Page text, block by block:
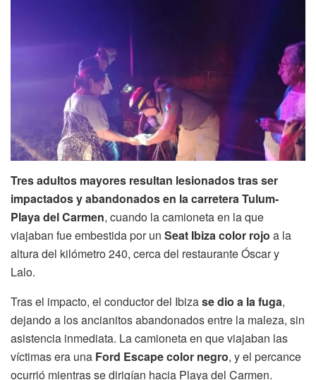
Tres adultos mayores resultan lesionados tras ser
impactados y abandonados en la carretera Tulum-
Playa del Carmen, cuando la camioneta en la que
viajaban fue embestida por un Seat Ibiza color rojo a la
altura del kilómetro 240, cerca del restaurante Óscar y
Lalo.
Tras el impacto, el conductor del Ibizase dio a la fuga,
dejando a los ancianitos abandonados entre la maleza, sin
asistencia inmediata. La camioneta en que viajaban las
víctimas era una Ford Escape color negro, y el percance
ocurrió mientras se dirigían hacia Playa del Carmen.